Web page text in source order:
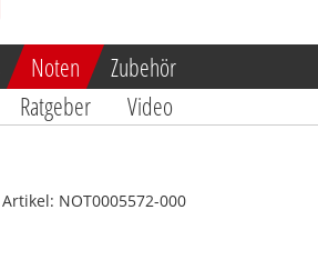
Noten
Zubehör
Ratgeber Video
Artikel: NOT0005572-000